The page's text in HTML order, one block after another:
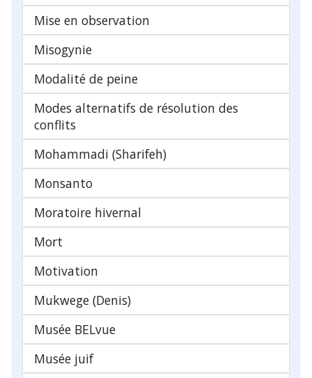
Mise en observation
Misogynie
Modalité de peine
Modes alternatifs de résolution des
conflits
Mohammadi (Sharifeh)
Monsanto
Moratoire hivernal
Mort
Motivation
Mukwege (Denis)
Musée BELvue
Musée juif